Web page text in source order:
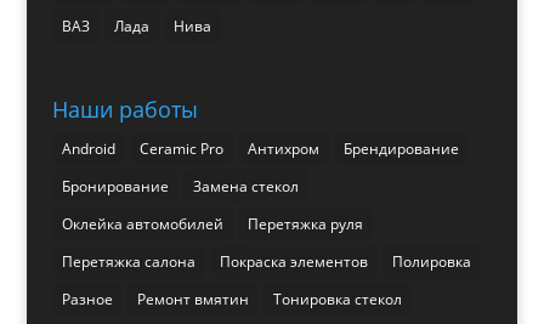
ВАЗ
Лада Нива
Наши работы
Android Ceramic Pro Антихром
Брендирование
Бронирование
Замена стекол
Оклейка автомобилей
Перетяжка руля
Перетяжка салона
Покраска элементов
Полировка
Разное
Ремонт вмятин
Тонировка стекол